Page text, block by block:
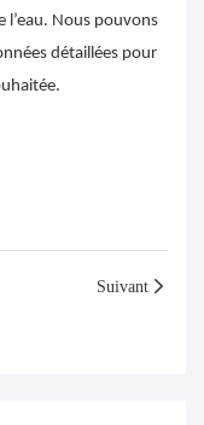
l’eau. Nous pouvons
détaillées pour
Suivant